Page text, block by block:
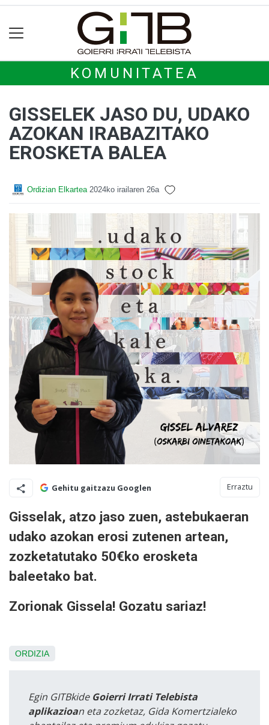
KOMUNITATEA
GISSELEK JASO DU, UDAKO
AZOKAN IRABAZITAKO
EROSKETA BALEA
Ordizian Elkartea 2024ko irailaren 26a
Gehitu gaitzazu Googlen Erraztu
Gisselak, atzo jaso zuen, astebukaeran
udako azokan erosi zutenen artean,
zozketatutako 50€ko erosketa
baleetako bat.
Zorionak Gissela! Gozatu sariaz!
ORDIZIA
Egin GITBkide Goierri Irrati Telebista
aplikazioan eta zozketaz, Gida Komertzialeko